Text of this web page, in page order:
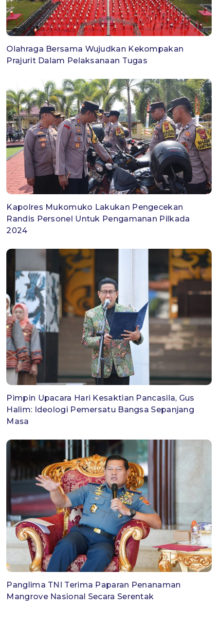
Olahraga Bersama Wujudkan Kekompakan
Prajurit Dalam Pelaksanaan Tugas
Kapolres Mukomuko Lakukan Pengecekan
Randis Personel Untuk Pengamanan Pilkada
2024
Pimpin Upacara Hari Kesaktian Pancasila, Gus
Halim: Ideologi Pemersatu Bangsa Sepanjang
Masa
Panglima TNI Terima Paparan Penanaman
Mangrove Nasional Secara Serentak